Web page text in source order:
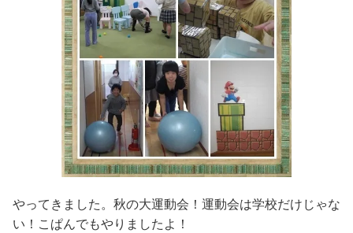
やってきました。秋の大運動会！運動会は学校だけじゃな
い！こぱんでもやりましたよ！